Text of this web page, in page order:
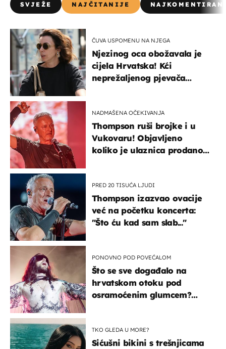
SVJEŽE NAJČITANIJE
ČUVA USPOMENU NA NJEGA
Njezinog oca obožavala je
cijela Hrvatska! Kći
neprežaljenog pjevača
NADMAŠENA OČEKIVANJA
Thompson ruši brojke i u
Vukovaru! Objavljeno
koliko je ulaznica prodano
PRED 20 TISUĆA LJUDI
Thompson izazvao ovacije
već na početku koncerta:
"Što ću kad sam slab..."
PONOVNO POD POVEĆALOM
Što se sve događalo na
hrvatskom otoku pod
osramoćenim glumcem?
TKO GLEDA U MORE?
Sićušni bikini s trešnjicama